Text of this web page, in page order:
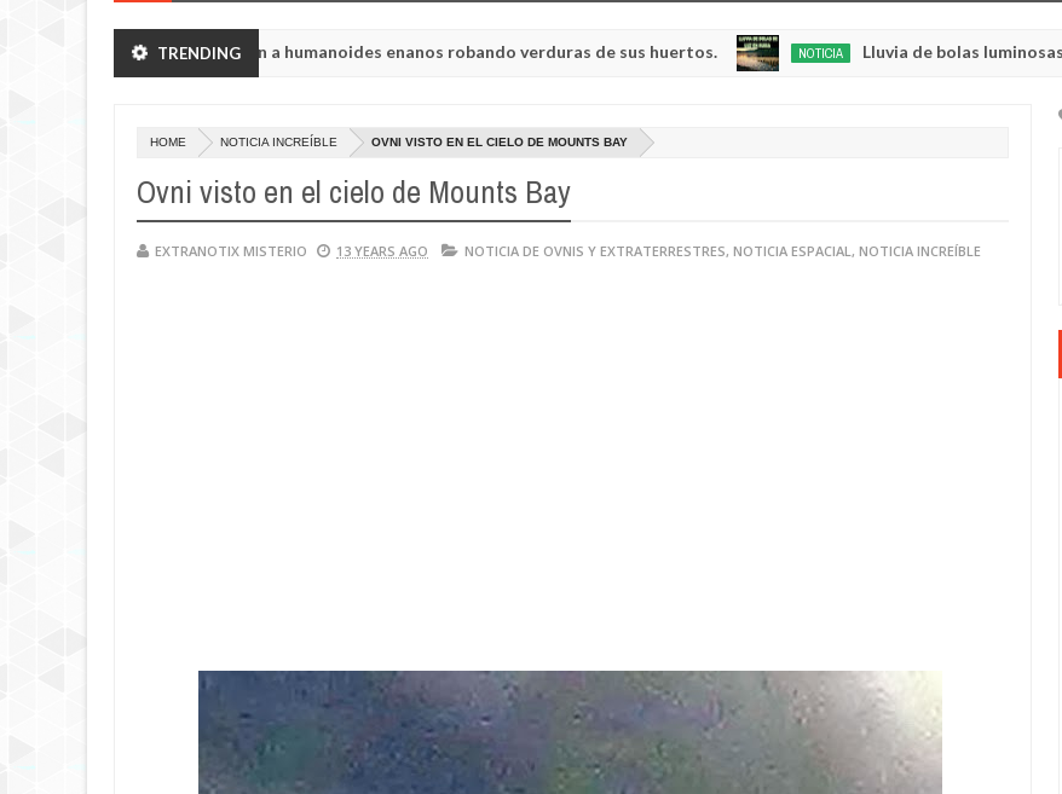
TRENDING
de Chelyabinsk vieron a humanoides enanos robando verduras de sus huertos. NOTICIA Lluvia de bolas luminosas y
HOME NOTICIA INCREÍBLE OVNI VISTO EN EL CIELO DE MOUNTS BAY
Ovni visto en el cielo de Mounts Bay
EXTRANOTIX MISTERIO 13 YEARS AGO NOTICIA DE OVNIS Y EXTRATERRESTRES, NOTICIA ESPACIAL, NOTICIA INCREÍBLE